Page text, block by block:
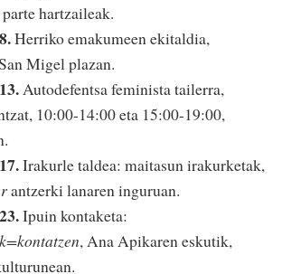
hartzaileak.
Herriko emakumeen ekitaldia,
Migel plazan.
Autodefentsa feminista tailerra,
10:00-14:00 eta 15:00-19:00,
Irakurle taldea: maitasun irakurketak,
antzerki lanaren inguruan.
Ipuin kontaketa:
, Ana Apikaren eskutik,